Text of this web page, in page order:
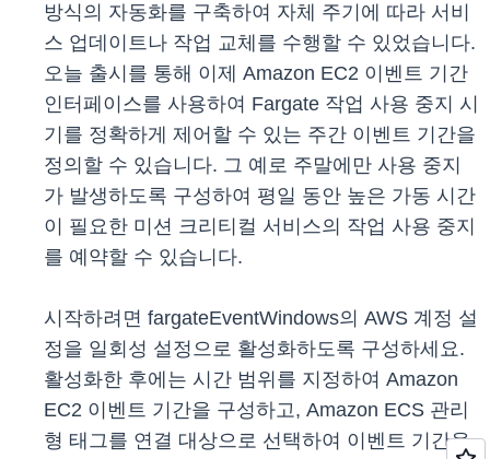
방식의 자동화를 구축하여 자체 주기에 따라 서비
스 업데이트나 작업 교체를 수행할 수 있었습니다.
오늘 출시를 통해 이제 Amazon EC2 이벤트 기간
인터페이스를 사용하여 Fargate 작업 사용 중지 시
기를 정확하게 제어할 수 있는 주간 이벤트 기간을
정의할 수 있습니다. 그 예로 주말에만 사용 중지
가 발생하도록 구성하여 평일 동안 높은 가동 시간
이 필요한 미션 크리티컬 서비스의 작업 사용 중지
를 예약할 수 있습니다.
시작하려면 fargateEventWindows의 AWS 계정 설
정을 일회성 설정으로 활성화하도록 구성하세요.
활성화한 후에는 시간 범위를 지정하여 Amazon
EC2 이벤트 기간을 구성하고, Amazon ECS 관리
형 태그를 연결 대상으로 선택하여 이벤트 기간을